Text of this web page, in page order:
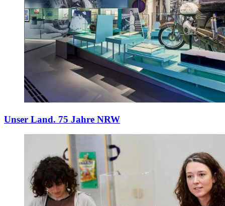
Unser Land. 75 Jahre NRW